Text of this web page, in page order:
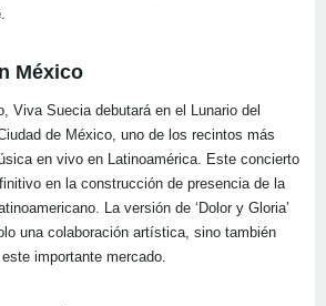
México
Viva Suecia debutará en el Lunario del
de México, uno de los recintos más
en vivo en Latinoamérica. Este concierto
en la construcción de presencia de la
La versión de ‘Dolor y Gloria’
una colaboración artística, sino también
importante mercado.